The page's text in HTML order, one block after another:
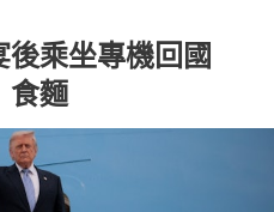
後乘坐專機回國
食麵